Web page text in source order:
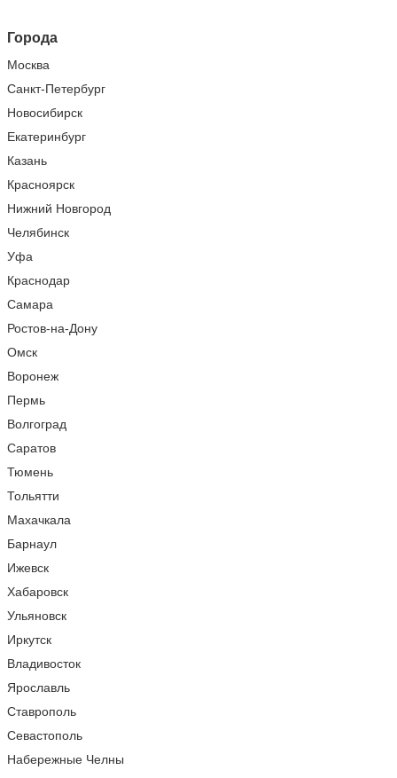
Города
Москва
Санкт-Петербург
Новосибирск
Екатеринбург
Казань
Красноярск
Нижний Новгород
Челябинск
Уфа
Краснодар
Самара
Ростов-на-Дону
Омск
Воронеж
Пермь
Волгоград
Саратов
Тюмень
Тольятти
Махачкала
Барнаул
Ижевск
Хабаровск
Ульяновск
Иркутск
Владивосток
Ярославль
Ставрополь
Севастополь
Набережные Челны